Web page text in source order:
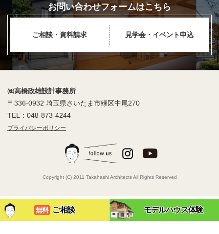
無料 ご相談 モデルハウス体験
お問い合わせフォームはこちら
ご相談・資料請求 見学会・イベント申込
㈱高橋政雄設計事務所
〒336-0932 埼玉県さいたま市緑区中尾270
TEL：048-873-4244
プライバシーポリシー
Copyright (C) 2011 Takahashi Architects All Rights Reserved